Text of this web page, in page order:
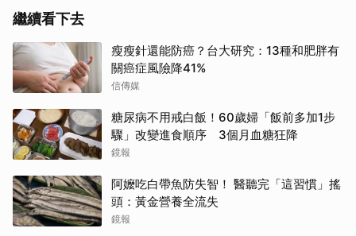
繼續看下去
瘦瘦針還能防癌？台大研究：13種和肥胖有
關癌症風險降41%
信傳媒
糖尿病不用戒白飯！60歲婦「飯前多加1步
驟」改變進食順序 3個月血糖狂降
鏡報
阿嬤吃白帶魚防失智！ 醫聽完「這習慣」搖
頭：黃金營養全流失
鏡報